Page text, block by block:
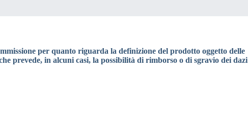
per quanto riguarda la definizione del prodotto oggetto delle
prevede, in alcuni casi, la possibilità di rimborso o di sgravio dei dazi